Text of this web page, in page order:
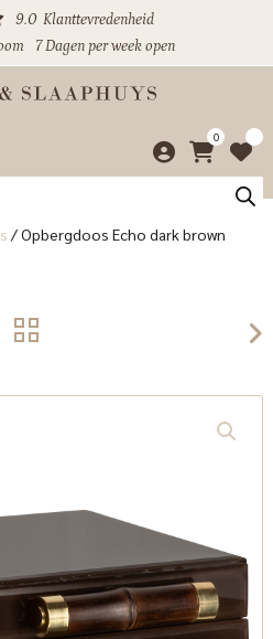
9.0 Klanttevredenheid
7 Dagen per week open
0
/Opbergdoos Echo dark brown